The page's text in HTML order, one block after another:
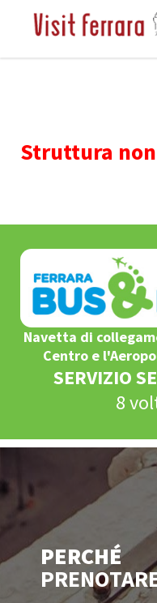
Struttura
Navetta di
Centro e
SERVIZIO
8
PERCHÉ